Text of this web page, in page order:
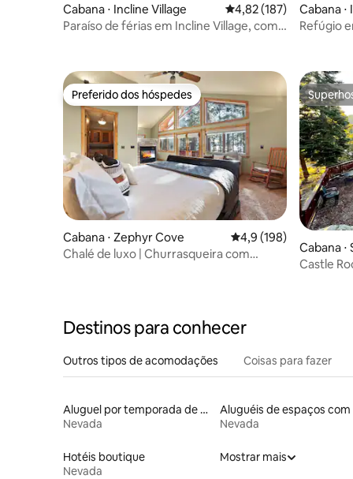
Cabana ⋅ Incline Village 4,82 de uma avaliação
4,82 (187)
Paraíso de férias em Incline Village, com
Cabana ⋅
Refúgio
Preferido dos hóspedes
Preferido dos hóspedes
Cabana ⋅ Zephyr Cove 4,9 de uma avaliação
4,9 (198)
Chalé de luxo | Churrasqueira com
Cabana ⋅
Castle
Destinos para conhecer
Outros tipos de acomodações Coisas para fazer
Aluguel por temporada de alojamentos ecológicos
Nevada
Nevada
Hotéis boutique
Nevada
Mostrar mais